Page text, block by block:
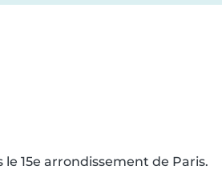
15e arrondissement de Paris.